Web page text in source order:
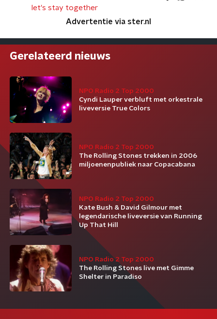
let's stay together
Advertentie via ster.nl
Gerelateerd nieuws
NPO Radio 2 Top 2000
Cyndi Lauper verbluft met orkestrale
liveversie True Colors
NPO Radio 2 Top 2000
The Rolling Stones trekken in 2006
miljoenenpubliek naar Copacabana
NPO Radio 2 Top 2000
Kate Bush & David Gilmour met
legendarische liveversie van Running
Up That Hill
NPO Radio 2 Top 2000
The Rolling Stones live met Gimme
Shelter in Paradiso